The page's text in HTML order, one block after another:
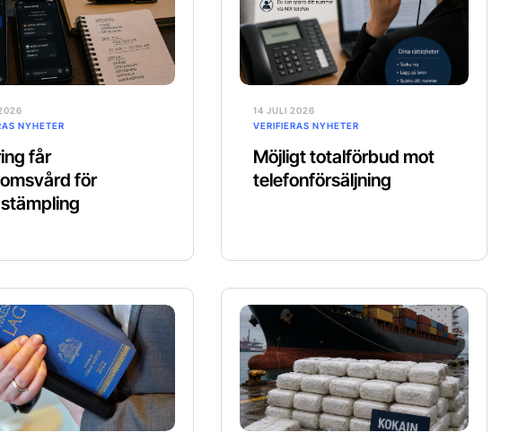
NYHETER
får
för
14 JULI 2026
VERIFIERAS NYHETER
Möjligt totalförbud mot
telefonförsäljning